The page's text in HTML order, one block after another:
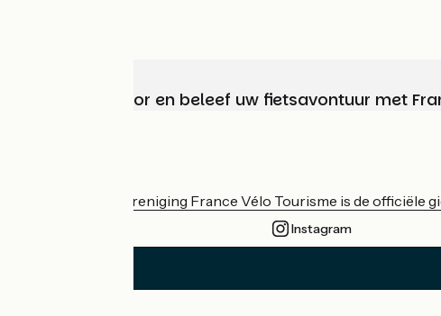
Kies, bereid voor en beleef uw fietsavontuur met
De nationale vereniging France Vélo Tourisme is de officiële
Instagram